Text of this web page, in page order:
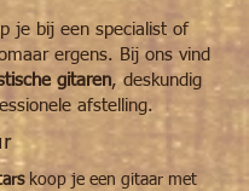
je bij een specialist of
ergens. Bij ons vind
gitaren, deskundig
afstelling.
koop je een gitaar met